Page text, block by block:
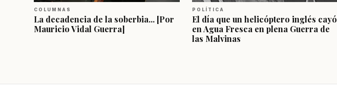
COLUMNAS
La decadencia de la soberbia... [Por
Mauricio Vidal Guerra]
POLÍTICA
El día que un helicóptero inglés cayó
en Agua Fresca en plena Guerra de
las Malvinas